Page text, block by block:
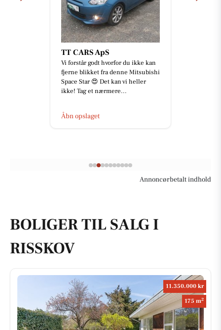
TT CARS ApS
Vi forstår godt hvorfor du ikke kan
fjerne blikket fra denne Mitsubishi
Space Star 😍 Det kan vi heller
ikke! Tag et nærmere...
Åbn opslaget
Annoncørbetalt indhold
BOLIGER TIL SALG I
RISSKOV
11.350.000 kr
175 m2